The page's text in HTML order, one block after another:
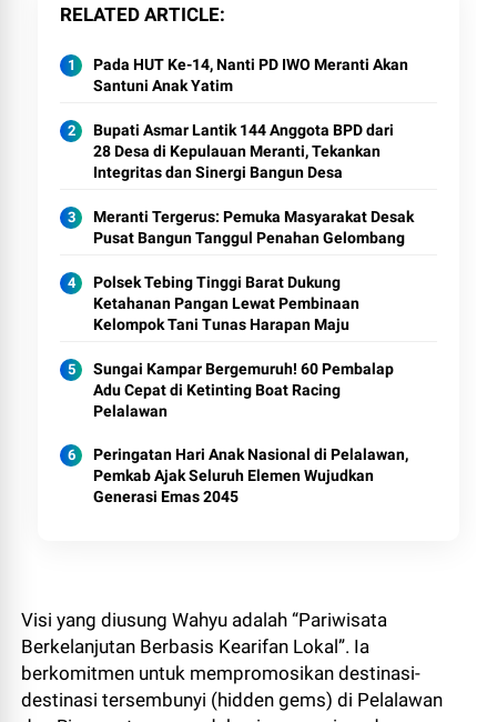
RELATED ARTICLE
Pada HUT Ke-14, Nanti PD IWO Meranti Akan
Santuni Anak Yatim
Bupati Asmar Lantik 144 Anggota BPD dari
28 Desa di Kepulauan Meranti, Tekankan
Integritas dan Sinergi Bangun Desa
Meranti Tergerus: Pemuka Masyarakat Desak
Pusat Bangun Tanggul Penahan Gelombang
Polsek Tebing Tinggi Barat Dukung
Ketahanan Pangan Lewat Pembinaan
Kelompok Tani Tunas Harapan Maju
Sungai Kampar Bergemuruh! 60 Pembalap
Adu Cepat di Ketinting Boat Racing
Pelalawan
Peringatan Hari Anak Nasional di Pelalawan,
Pemkab Ajak Seluruh Elemen Wujudkan
Generasi Emas 2045
Visi yang diusung Wahyu adalah “Pariwisata
Berkelanjutan Berbasis Kearifan Lokal”. Ia
berkomitmen untuk mempromosikan destinasi-
destinasi tersembunyi (hidden gems) di Pelalawan